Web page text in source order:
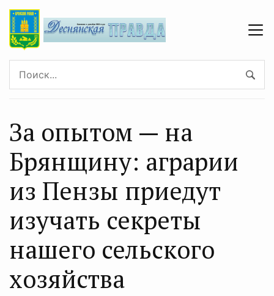
За опытом — на
Брянщину: аграрии
из Пензы приедут
изучать секреты
нашего сельского
хозяйства